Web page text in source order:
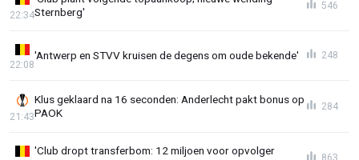
Sternberg'
22:34
546
'Antwerp en STVV kruisen de degens om oude bekende'
22:08
248
Klus geklaard na 16 seconden: Anderlecht pakt bonus op
PAOK
21:43
284
'Club dropt transferbom: 12 miljoen voor opvolger
863